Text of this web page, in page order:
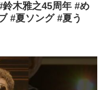
木雅之45周年 #め
#夏ソング #夏う